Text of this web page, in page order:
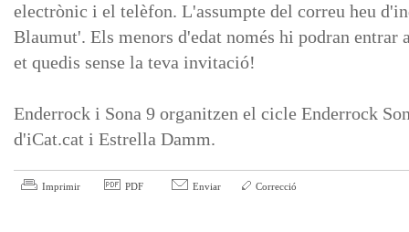
electrònic i el telèfon. L'assumpte del correu heu
Blaumut'. Els menors d'edat només hi podran entrar
et quedis sense la teva invitació!
Enderrock i Sona 9 organitzen el cicle Enderrock
d'iCat.cat i Estrella Damm.
Imprimir PDF Enviar Correcció